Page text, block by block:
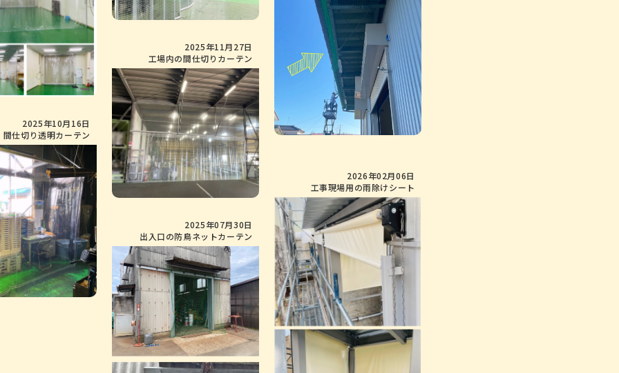
2025年10月16日
間仕切り透明カーテン
2025年11月27日
工場内の間仕切りカーテン
2025年07月30日
出入口の防鳥ネットカーテン
2026年02月06日
工事現場用の雨除けシート